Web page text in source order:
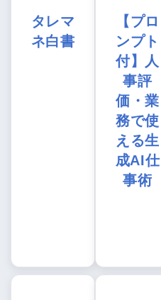
タレマ
ネ白書
【プロ
ンプト
付】人
事評
価・業
務で使
える生
成AI仕
事術